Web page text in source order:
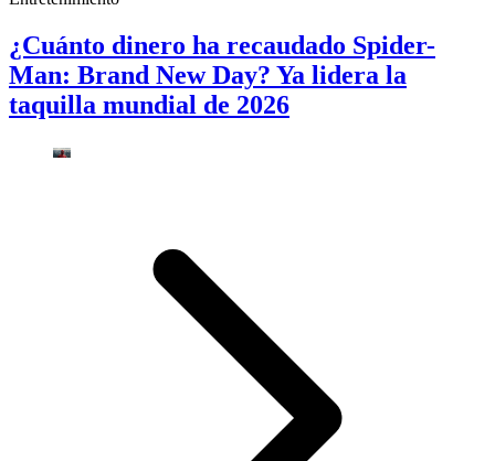
¿Cuánto dinero ha recaudado Spider-
Man: Brand New Day? Ya lidera la
taquilla mundial de 2026